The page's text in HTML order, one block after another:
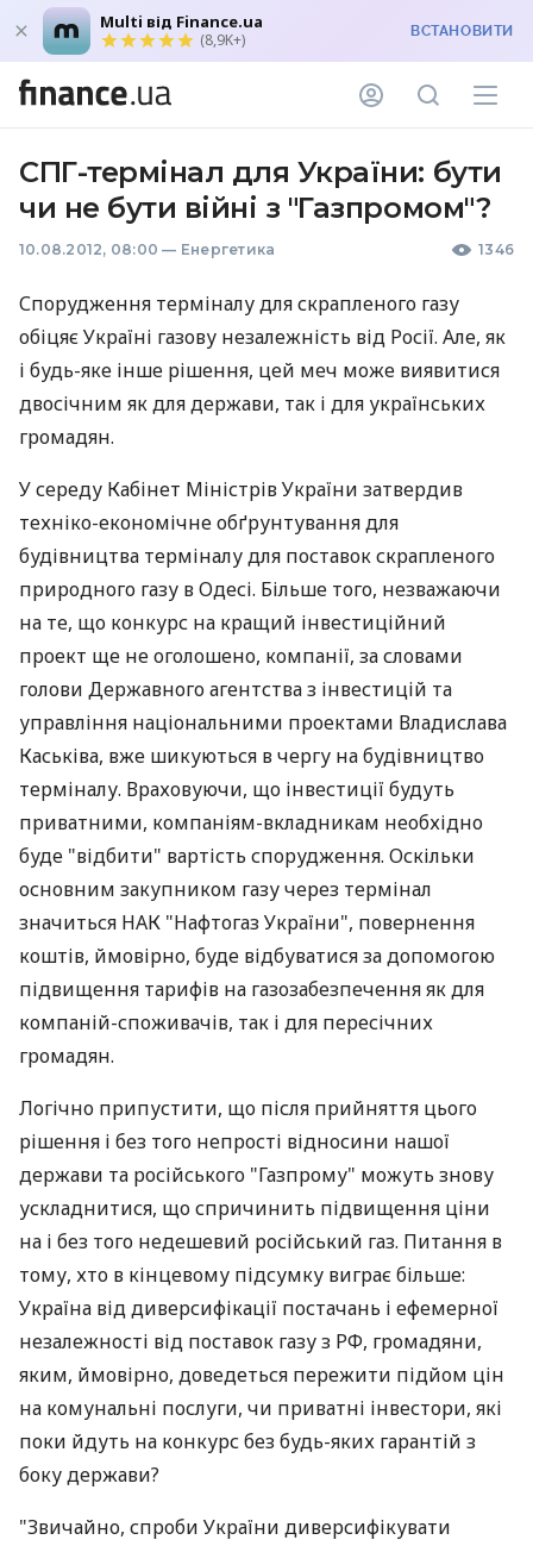
Multi від Finance.ua
(8,9K+) ВСТАНОВИТИ
СПГ-термінал для України: бути
чи не бути війні з "Газпромом"?
10.08.2012, 08:00 — Енергетика 1346
Спорудження терміналу для скрапленого газу
обіцяє Україні газову незалежність від Росії. Але, як
і будь-яке інше рішення, цей меч може виявитися
двосічним як для держави, так і для українських
громадян.
У середу Кабінет Міністрів України затвердив
техніко-економічне обґрунтування для
будівництва терміналу для поставок скрапленого
природного газу в Одесі. Більше того, незважаючи
на те, що конкурс на кращий інвестиційний
проект ще не оголошено, компанії, за словами
голови Державного агентства з інвестицій та
управління національними проектами Владислава
Каськіва, вже шикуються в чергу на будівництво
терміналу. Враховуючи, що інвестиції будуть
приватними, компаніям-вкладникам необхідно
буде "відбити" вартість спорудження. Оскільки
основним закупником газу через термінал
значиться НАК "Нафтогаз України", повернення
коштів, ймовірно, буде відбуватися за допомогою
підвищення тарифів на газозабезпечення як для
компаній-споживачів, так і для пересічних
громадян.
Логічно припустити, що після прийняття цього
рішення і без того непрості відносини нашої
держави та російського "Газпрому" можуть знову
ускладнитися, що спричинить підвищення ціни
на і без того недешевий російський газ. Питання в
тому, хто в кінцевому підсумку виграє більше:
Україна від диверсифікації постачань і ефемерної
незалежності від поставок газу з РФ, громадяни,
яким, ймовірно, доведеться пережити підйом цін
на комунальні послуги, чи приватні інвестори, які
поки йдуть на конкурс без будь-яких гарантій з
боку держави?
"Звичайно, спроби України диверсифікувати